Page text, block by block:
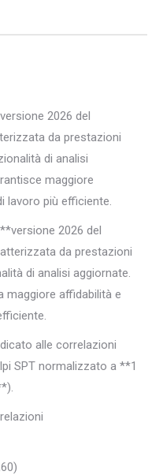
2026 del
da prestazioni
di analisi
maggiore
lavoro più efficiente.
2026 del
da prestazioni
di analisi aggiornate.
maggiore affidabilità e
alle correlazioni
SPT normalizzato a **1